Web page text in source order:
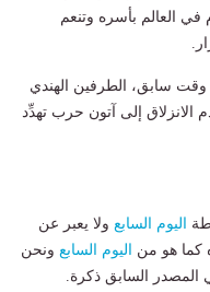
العالم بأسره وتنعم
سابق، الطرفين الهندي
الانزلاق إلى آتون حرب تهدِّد
اليوم السابع ولا يعبر عن
كما هو من اليوم السابع ونحن
المصدر السابق ذكرة.